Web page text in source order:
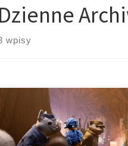
Dzienne
wpisy
Nintendo Switch to konsola
dużą popularność—nie tylko ze
ale przede wszystkim na